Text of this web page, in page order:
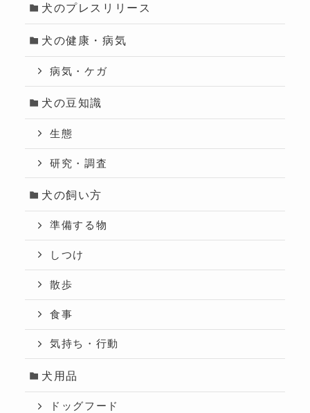
犬のプレスリリース
犬の健康・病気
病気・ケガ
犬の豆知識
生態
研究・調査
犬の飼い方
準備する物
しつけ
散歩
食事
気持ち・行動
犬用品
ドッグフード